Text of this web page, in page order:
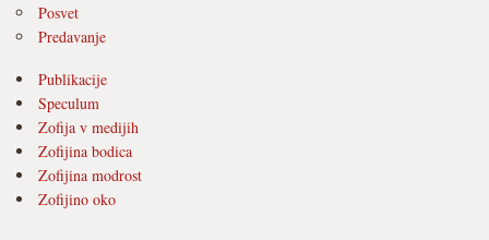
Posvet
Predavanje
Publikacije
Speculum
Zofija v medijih
Zofijina bodica
Zofijina modrost
Zofijino oko